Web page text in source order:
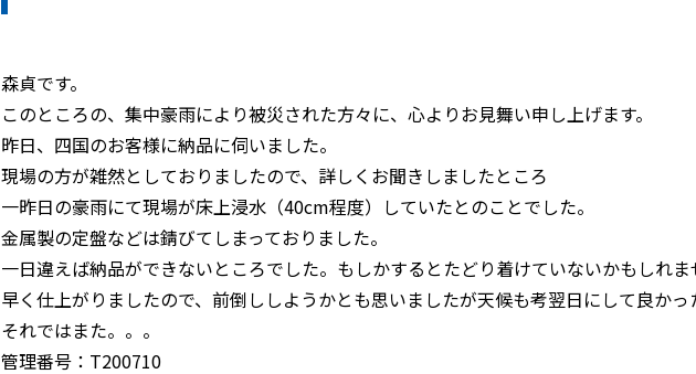
森貞です。
このところの、集中豪雨により被災された方々に、心よりお見舞い申し上げます。
昨日、四国のお客様に納品に伺いました。
現場の方が雑然としておりましたので、詳しくお聞きしましたところ
一昨日の豪雨にて現場が床上浸水（40cm程度）していたとのことでした。
金属製の定盤などは錆びてしまっておりました。
一日違えば納品ができないところでした。もしかするとたどり着けていないかもしれま
早く仕上がりましたので、前倒ししようかとも思いましたが天候も考翌日にして良かっ
それではまた。。。
管理番号：T200710